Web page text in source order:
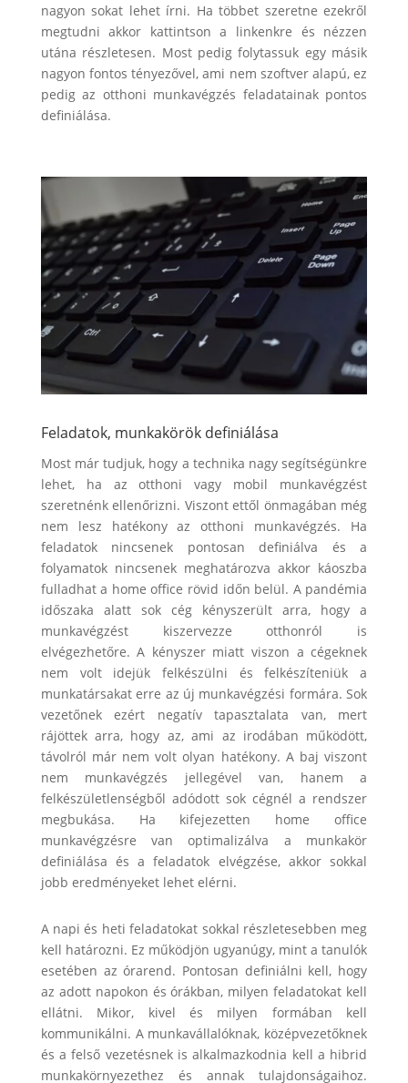
nagyon sokat lehet írni. Ha többet szeretne ezekről
megtudni akkor kattintson a linkenkre és nézzen
utána részletesen. Most pedig folytassuk egy másik
nagyon fontos tényezővel, ami nem szoftver alapú, ez
pedig az otthoni munkavégzés feladatainak pontos
definiálása.
Feladatok, munkakörök definiálása
Most már tudjuk, hogy a technika nagy segítségünkre
lehet, ha az otthoni vagy mobil munkavégzést
szeretnénk ellenőrizni. Viszont ettől önmagában még
nem lesz hatékony az otthoni munkavégzés. Ha
feladatok nincsenek pontosan definiálva és a
folyamatok nincsenek meghatározva akkor káoszba
fulladhat a home office rövid időn belül. A pandémia
időszaka alatt sok cég kényszerült arra, hogy a
munkavégzést kiszervezze otthonról is
elvégezhetőre. A kényszer miatt viszon a cégeknek
nem volt idejük felkészülni és felkészíteniük a
munkatársakat erre az új munkavégzési formára. Sok
vezetőnek ezért negatív tapasztalata van, mert
rájöttek arra, hogy az, ami az irodában működött,
távolról már nem volt olyan hatékony. A baj viszont
nem munkavégzés jellegével van, hanem a
felkészületlenségből adódott sok cégnél a rendszer
megbukása. Ha kifejezetten home office
munkavégzésre van optimalizálva a munkakör
definiálása és a feladatok elvégzése, akkor sokkal
jobb eredményeket lehet elérni.
A napi és heti feladatokat sokkal részletesebben meg
kell határozni. Ez működjön ugyanúgy, mint a tanulók
esetében az órarend. Pontosan definiálni kell, hogy
az adott napokon és órákban, milyen feladatokat kell
ellátni. Mikor, kivel és milyen formában kell
kommunikálni. A munkavállalóknak, középvezetőknek
és a felső vezetésnek is alkalmazkodnia kell a hibrid
munkakörnyezethez és annak tulajdonságaihoz.